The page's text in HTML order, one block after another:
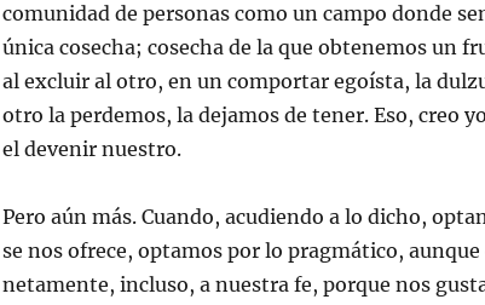
comunidad de personas como un campo donde
única cosecha; cosecha de la que obtenemos un
al excluir al otro, en un comportar egoísta, la
otro la perdemos, la dejamos de tener. Eso, creo
el devenir nuestro.
Pero aún más. Cuando, acudiendo a lo dicho,
se nos ofrece, optamos por lo pragmático,
netamente, incluso, a nuestra fe, porque nos